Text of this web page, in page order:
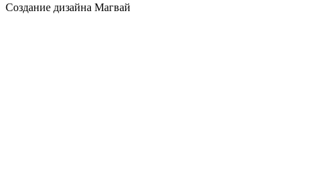
Создание дизайна Магвай